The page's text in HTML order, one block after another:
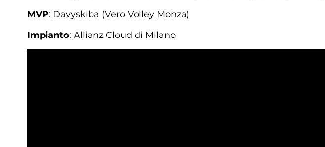
MVP: Davyskiba (Vero Volley Monza)
Impianto: Allianz Cloud di Milano